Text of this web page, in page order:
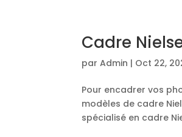
Cadre
parAdmin | Oct 22,
Pour encadrer vos
modèles de cadre
spécialisé en cadre